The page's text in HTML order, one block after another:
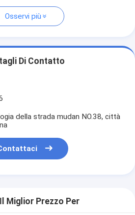
Osservi più
Di Contatto
della strada mudan NO.38, città
Miglior Prezzo Per